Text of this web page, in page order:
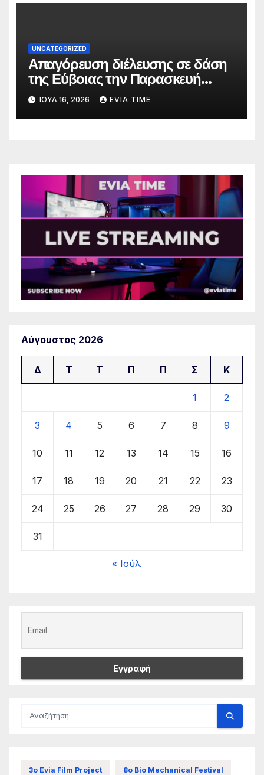
UNCATEGORIZED
Απαγόρευση διέλευσης σε δάση
της Εύβοιας την Παρασκευή
λόγω πολύ υψηλού κινδύνου
πυρκαγιάς
ΙΟΎΛ 16, 2026 EVIA TIME
Αύγουστος 2026
Δ Τ Τ Π Π Σ Κ
1 2
3 4 5 6 7 8 9
10 11 12 13 14 15 16
17 18 19 20 21 22 23
24 25 26 27 28 29 30
31
« Ιούλ
3ο Evia Film Project 8ο Bio Mechanical Festival